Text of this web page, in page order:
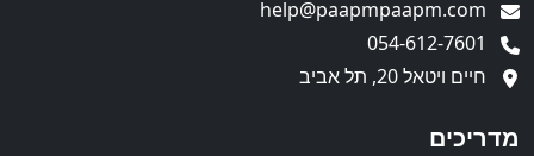
חיים ויטאל 20, תל אביב
מדריכים